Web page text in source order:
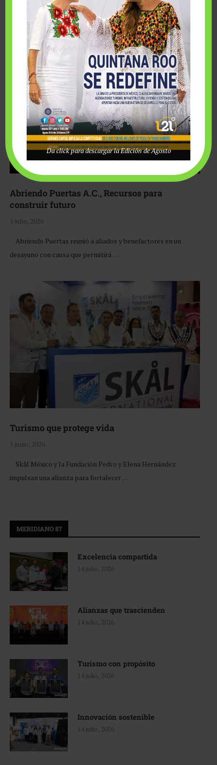
Fairmont Mayakoba y Make-A-Wish México unieron
esfuerzos para hacer realidad el deseo de una …
Abriendo Puertas A.C., Recursos para
construir futuro
1 julio, 2026
Abriendo Puertas reunió a aliados y benefactores en un
desayuno con causa que permitirá …
Turismo que protege vida
1 junio, 2026
Skål México y la Fundación Pedro y Elena Hernández
impulsan una alianza para fortalecer …
MERIDIANO 87
Excelencia compartida
14 julio, 2026
Alianzas que trascienden
14 julio, 2026
Turismo con propósito
14 julio, 2026
Innovación sostenible
14 julio, 2026
Da click para descargar la Edición de Agosto